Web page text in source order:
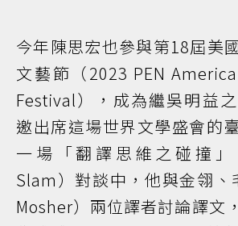
今年陳思宏也參與第18屆美
文藝節（2023 PEN
Festival），成為繼吳明益
邀出席這場世界文學盛會的
一場「翻譯思維之碰撞」
Slam）對談中，他與金翎、
Mosher）兩位譯者討論譯文